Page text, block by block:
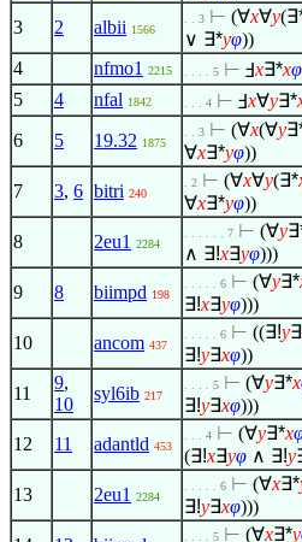
3
2 albii 1566
. . 3 ⊢ (∀x∀y(
∨ ∃*yφ))
4
nfmo1 2215 . . . . 5 ⊢ Ⅎx∃*xφ
5
4 nfal 1842 . . . 4 ⊢ Ⅎx∀y∃*
6
5 19.32 1875
. . 3 ⊢ (∀x(∀y
∀x∃*yφ))
7
3, 6 bitri 240
. 2 ⊢ (∀x∀y(∃*
∀x∃*yφ))
8
2eu1 2284
. . . . . . 7 ⊢ (∀y
∧ ∃!x∃yφ)))
9
8 biimpd 198
. . . . . 6 ⊢ (∀y∃*
∃!x∃yφ)))
10
ancom 437
. . . . . 6 ⊢ ((∃!y∃
∃!y∃xφ))
11
9,
10
syl6ib 217
. . . . 5 ⊢ (∀y∃*x
∃!y∃xφ)))
12
11 adantld 453
. . . 4 ⊢ (∀y∃*x
(∃!x∃yφ ∧ ∃!y
13
2eu1 2284
. . . . . 6 ⊢ (∀x∃*
∃!y∃xφ)))
. . . . 5 ⊢ (∀x∃*y